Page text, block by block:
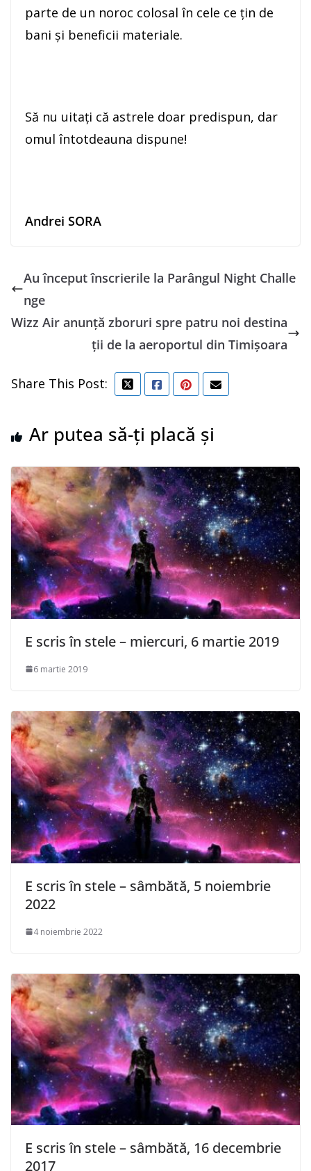
parte de un noroc colosal în cele ce ţin de
bani şi beneficii materiale.
Să nu uitaţi că astrele doar predispun, dar
omul întotdeauna dispune!
Andrei SORA
Au început înscrierile la Parângul Night Challe
nge
Wizz Air anunță zboruri spre patru noi destina
ții de la aeroportul din Timișoara
Share This Post:
Ar putea să-ți placă și
E scris în stele – miercuri, 6 martie 2019
6 martie 2019
E scris în stele – sâmbătă, 5 noiembrie
2022
4 noiembrie 2022
E scris în stele – sâmbătă, 16 decembrie
2017